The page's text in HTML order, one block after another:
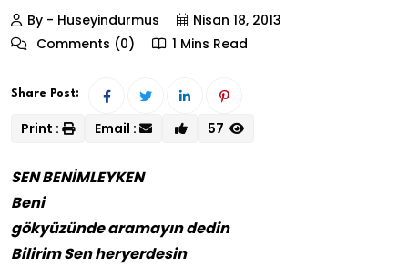
By - Huseyindurmus
Nisan 18, 2013
Comments (0)
1 Mins Read
Share Post:
Print : Email : 57
SEN BENİMLEYKEN
Beni
gökyüzünde aramayın dedin
Bilirim Sen heryerdesin